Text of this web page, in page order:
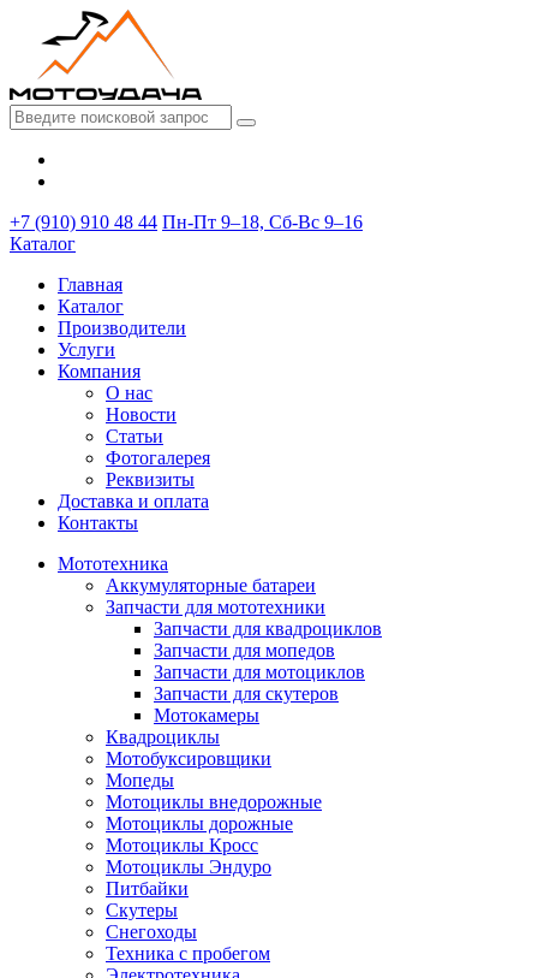
+7 (910) 910 48 44 Пн-Пт 9–18, Сб-Вс 9–16
Каталог
Главная
Каталог
Производители
Услуги
Компания
О нас
Новости
Статьи
Фотогалерея
Реквизиты
Доставка и оплата
Контакты
Мототехника
Аккумуляторные батареи
Запчасти для мототехники
Запчасти для квадроциклов
Запчасти для мопедов
Запчасти для мотоциклов
Запчасти для скутеров
Мотокамеры
Квадроциклы
Мотобуксировщики
Мопеды
Мотоциклы внедорожные
Мотоциклы дорожные
Мотоциклы Кросс
Мотоциклы Эндуро
Питбайки
Скутеры
Снегоходы
Техника с пробегом